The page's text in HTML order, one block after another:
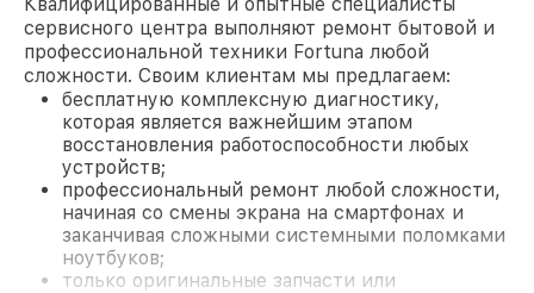
сервисного центра выполняют ремонт бытовой и
профессиональной техники Fortuna любой
сложности. Своим клиентам мы предлагаем:
бесплатную комплексную диагностику,
которая является важнейшим этапом
восстановления работоспособности любых
устройств;
профессиональный ремонт любой сложности,
начиная со смены экрана на смартфонах и
заканчивая сложными системными поломками
ноутбуков;
только оригинальные запчасти или